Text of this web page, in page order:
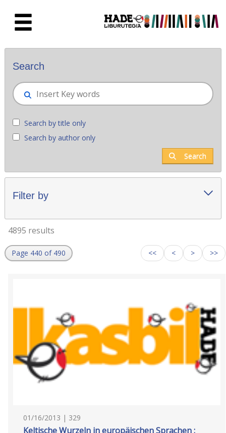
New books - Liburutegia
Search
Search by title only
Search by author only
Search
Filter by
4895 results
Page 440 of 490 << < > >>
01/16/2013 | 329
Keltische Wurzeln in europäischen Sprachen :